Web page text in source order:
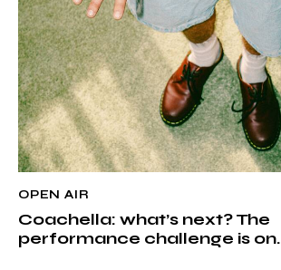
OPEN AIR
Coachella: what’s next? The
performance challenge is on.